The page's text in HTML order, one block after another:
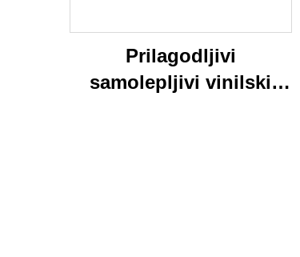
Prilagodljivi
samolepljivi vinilski